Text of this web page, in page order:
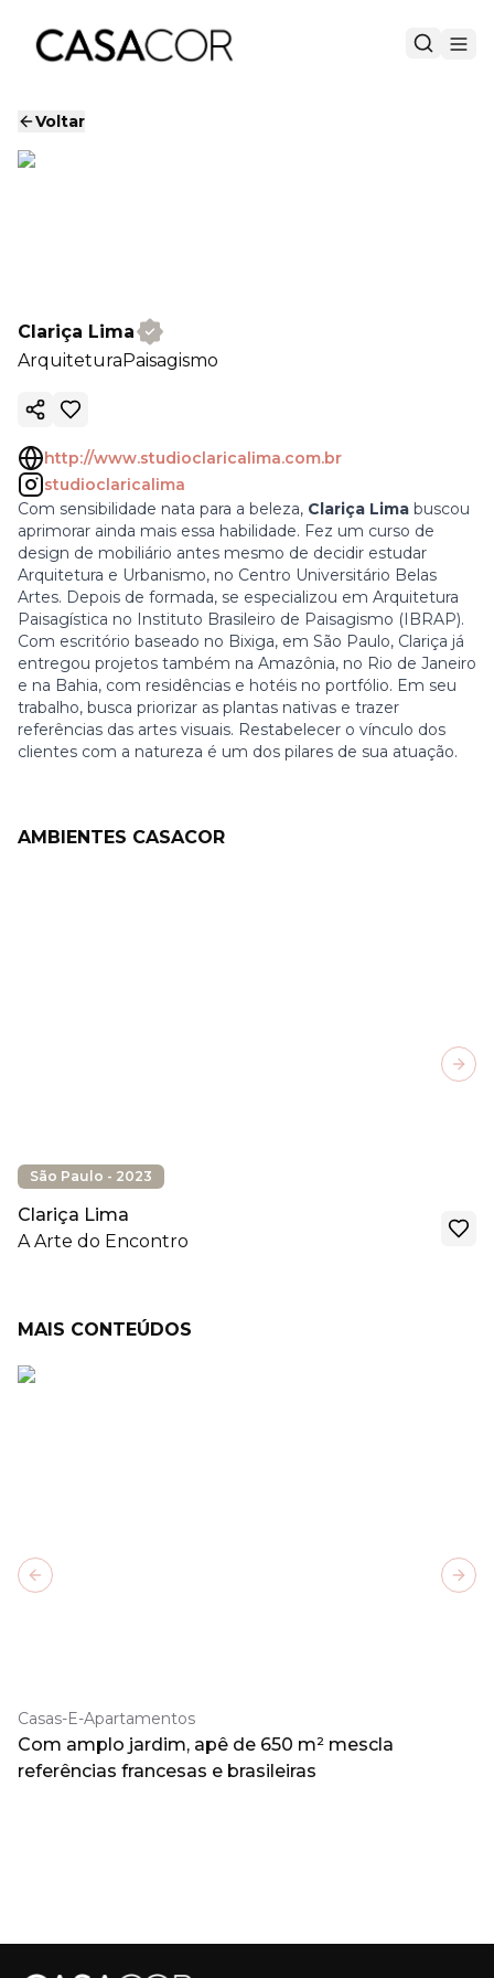
Voltar
Clariça Lima
ArquiteturaPaisagismo
Copiar link
http://www.studioclaricalima.com.br
studioclaricalima
Com sensibilidade nata para a beleza, Clariça Lima buscou
aprimorar ainda mais essa habilidade. Fez um curso de
design de mobiliário antes mesmo de decidir estudar
Arquitetura e Urbanismo, no Centro Universitário Belas
Artes. Depois de formada, se especializou em Arquitetura
Paisagística no Instituto Brasileiro de Paisagismo (IBRAP).
Com escritório baseado no Bixiga, em São Paulo, Clariça já
entregou projetos também na Amazônia, no Rio de Janeiro
e na Bahia, com residências e hotéis no portfólio. Em seu
trabalho, busca priorizar as plantas nativas e trazer
referências das artes visuais. Restabelecer o vínculo dos
clientes com a natureza é um dos pilares de sua atuação.
AMBIENTES CASACOR
São Paulo - 2023
Clariça Lima
A Arte do Encontro
MAIS CONTEÚDOS
Casas-E-Apartamentos
Com amplo jardim, apê de 650 m² mescla
referências francesas e brasileiras
Previous slide